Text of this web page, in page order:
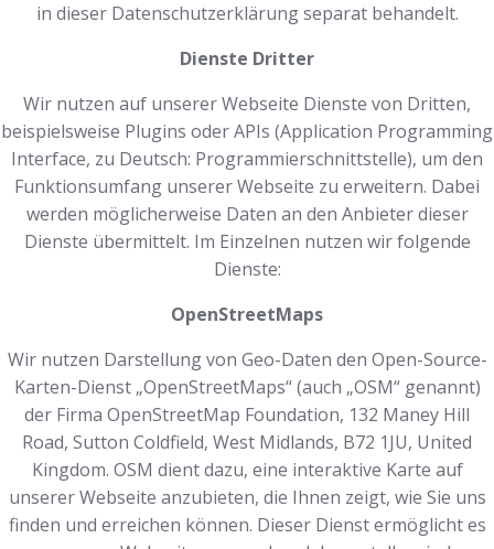
in dieser Datenschutzerklärung separat behandelt.
Dienste Dritter
Wir nutzen auf unserer Webseite Dienste von Dritten,
beispielsweise Plugins oder APIs (Application Programming
Interface, zu Deutsch: Programmierschnittstelle), um den
Funktionsumfang unserer Webseite zu erweitern. Dabei
werden möglicherweise Daten an den Anbieter dieser
Dienste übermittelt. Im Einzelnen nutzen wir folgende
Dienste:
OpenStreetMaps
Wir nutzen Darstellung von Geo-Daten den Open-Source-
Karten-Dienst „OpenStreetMaps“ (auch „OSM“ genannt)
der Firma OpenStreetMap Foundation, 132 Maney Hill
Road, Sutton Coldfield, West Midlands, B72 1JU, United
Kingdom. OSM dient dazu, eine interaktive Karte auf
unserer Webseite anzubieten, die Ihnen zeigt, wie Sie uns
finden und erreichen können. Dieser Dienst ermöglicht es